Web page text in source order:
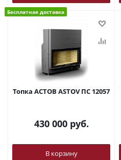
Бесплатная доставка
Топка АСТОВ ASTOV ПС 12057
430 000руб.
В корзину